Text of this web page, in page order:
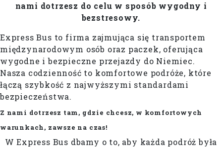
nami dotrzesz do celu w sposób wygodny i
bezstresowy.
Express Bus to firma zajmująca się transportem
międzynarodowym osób oraz paczek, oferująca
wygodne i bezpieczne przejazdy do Niemiec.
Nasza codzienność to komfortowe podróże, które
łączą szybkość z najwyższymi standardami
bezpieczeństwa.
Z nami dotrzesz tam, gdzie chcesz, w komfortowych
warunkach, zawsze na czas!
W Express Bus dbamy o to, aby każda podróż była